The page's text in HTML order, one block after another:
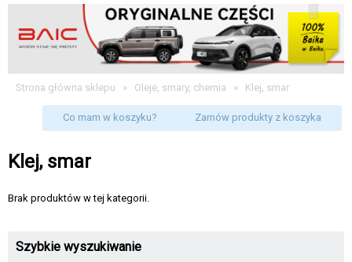
Strona główna sklepu » Oleje, smary, chemia » Klej, smar
Co mam w koszyku? Zamów produkty z koszyka
Klej, smar
Brak produktów w tej kategorii.
Szybkie wyszukiwanie